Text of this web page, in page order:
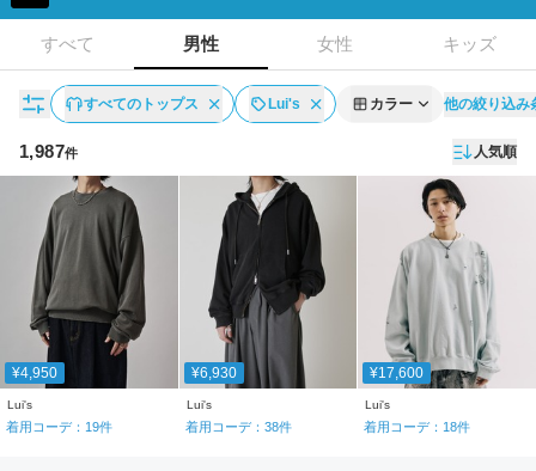
すべて 男性 女性 キッズ
すべてのトップス Lui's カラー 他の絞り込み
1,987件 人気順
アイテム一覧
¥4,950
Lui's
着用コーデ： 19件
¥6,930
Lui's
着用コーデ： 38件
¥17,600
Lui's
着用コーデ： 18件